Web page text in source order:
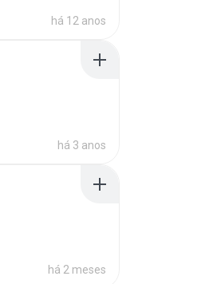
há 12 anos
há 3 anos
há 2 meses